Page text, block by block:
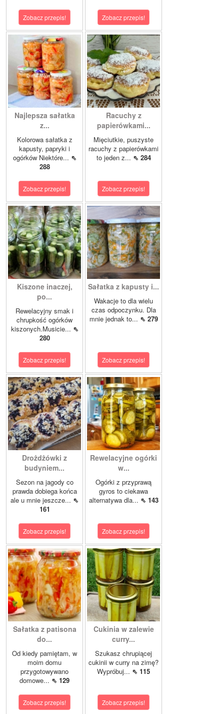
Zobacz przepis! Zobacz przepis!
Najlepsza sałatka
z...
Kolorowa sałatka z
kapusty, papryki i
ogórków Niektóre... ⇖
288
Zobacz przepis!
Racuchy z
papierówkami...
Mięciutkie, puszyste
racuchy z papierówkami
to jeden z... ⇖ 284
Zobacz przepis!
Kiszone inaczej,
po...
Rewelacyjny smak i
chrupkość ogórków
kiszonych.Musicie... ⇖
280
Zobacz przepis!
Sałatka z kapusty i...
Wakacje to dla wielu
czas odpoczynku. Dla
mnie jednak to... ⇖ 279
Zobacz przepis!
Drożdżówki z
budyniem...
Sezon na jagody co
prawda dobiega końca
ale u mnie jeszcze... ⇖
161
Zobacz przepis!
Rewelacyjne ogórki
w...
Ogórki z przyprawą
gyros to ciekawa
alternatywa dla... ⇖ 143
Zobacz przepis!
Sałatka z patisona
do...
Od kiedy pamiętam, w
moim domu
przygotowywano
domowe... ⇖ 129
Zobacz przepis!
Cukinia w zalewie
curry...
Szukasz chrupiącej
cukinii w curry na zimę?
Wypróbuj... ⇖ 115
Zobacz przepis!